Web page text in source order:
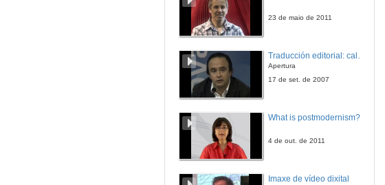
23 de maio de 2011
Traducción editorial: calidade e xestión de proxectos
Apertura
17 de set. de 2007
What is postmodernism?
4 de out. de 2011
Imaxe de vídeo dixital